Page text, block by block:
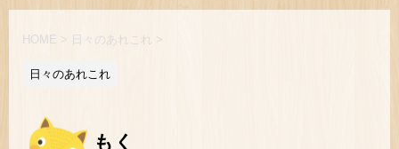
HOME > 日々のあれこれ >
日々のあれこれ
もく